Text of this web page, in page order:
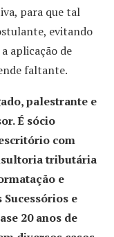
para que tal
evitando
aplicação de
faltante.
palestrante e
É sócio
com
tributária
e
e
20 anos de